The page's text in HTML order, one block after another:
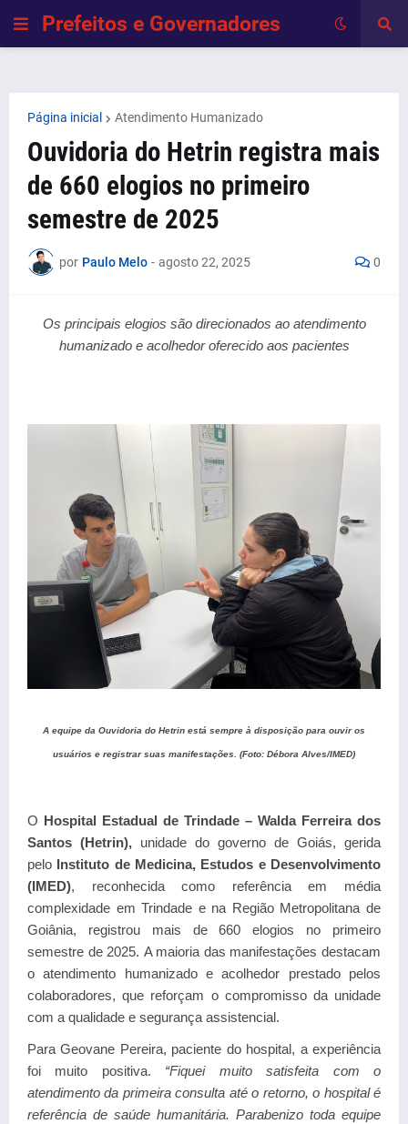
Prefeitos e Governadores
Página inicial Atendimento Humanizado
Ouvidoria do Hetrin registra mais
de 660 elogios no primeiro
semestre de 2025
por Paulo Melo - agosto 22, 2025 0
Os principais elogios são direcionados ao atendimento
humanizado e acolhedor oferecido aos pacientes
A equipe da Ouvidoria do Hetrin está sempre à disposição para ouvir os
usuários e registrar suas manifestações. (Foto: Débora Alves/IMED)
O
Hospital Estadual de Trindade – Walda Ferreira dos
Santos (Hetrin), unidade do governo de Goiás, gerida
pelo
Instituto de Medicina, Estudos e Desenvolvimento
(IMED), reconhecida como referência em média
complexidade em Trindade e na Região Metropolitana de
Goiânia, registrou mais de 660 elogios no primeiro
semestre de 2025. A maioria das manifestações destacam
oatendimento humanizado e acolhedor prestado pelos
colaboradores, que reforçam o compromisso da unidade
com a qualidade e segurança assistencial.
Para Geovane Pereira, paciente do hospital, a experiência
foi muito positiva. “Fiquei muito satisfeita com o
atendimento da primeira consulta até o retorno, o hospital é
referência de saúde humanitária. Parabenizo toda equipe